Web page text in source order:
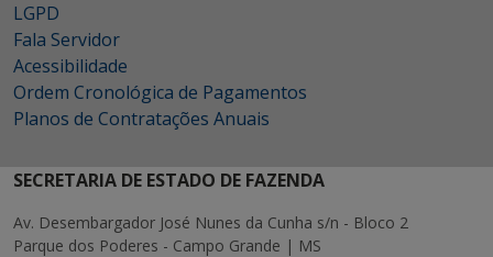
LGPD
Fala Servidor
Acessibilidade
Ordem Cronológica de Pagamentos
Planos de Contratações Anuais
SECRETARIA DE ESTADO DE FAZENDA
Av. Desembargador José Nunes da Cunha s/n - Bloco 2
Parque dos Poderes - Campo Grande | MS